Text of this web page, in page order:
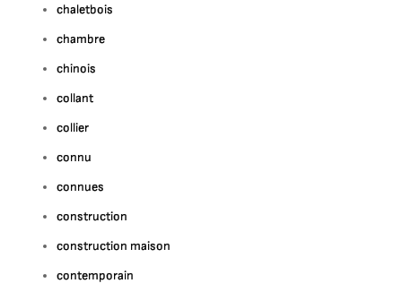
chaletbois
chambre
chinois
collant
collier
connu
connues
construction
construction maison
contemporain